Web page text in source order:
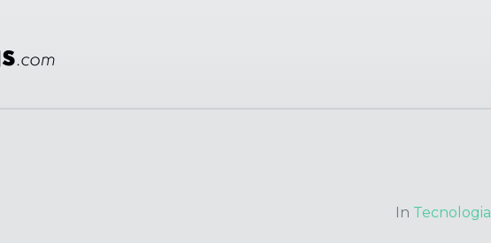
In Tecnologia